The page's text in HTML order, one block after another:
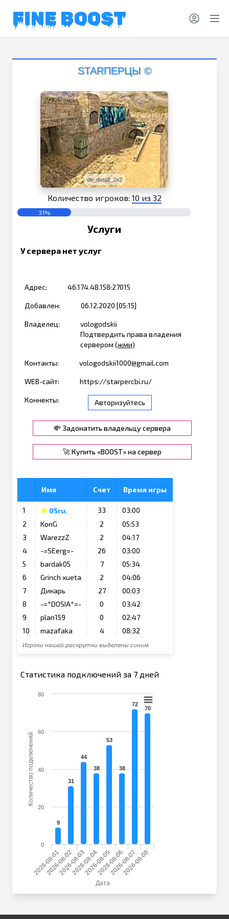
FINE BOOST
STARПЕРЦЫ ©
de_dust2_2x2
Количество игроков: 10 из 32
31%
Услуги
У сервера нет услуг
Адрес: 46.174.48.158:27015
Добавлен: 06.12.2020 [05:15]
Владелец:
vologodskii
Подтвердить права владения
сервером (жми)
Контакты: vologodskii1000@gmail.com
WEB-сайт: https://starpercbi.ru/
Коннекты: Авторизуйтесь
💸 Задонатить владельцу сервера
🚀 Купить «BOOST» на сервер
Имя Счет Время игры
1 ★ 05ru. 33
03:00
2
KonG 2
05:53
3
WarezzZ 2
04:17
4
-=SEerg=- 26
03:00
5
bardak05 7
05:34
6
Grinch xueta 2
04:06
7
Дикарь 27
00:03
8
-=*DOSIA*=- 0
03:42
9
plan159 0
02:47
10
mazafaka 4 08:32
Игроки нашей раскрутки выделены синим
Статистика подключений за 7 дней
Дата
Количество подключений
9
31
44
38
53
38
72
70
2026-08-01
2026-08-02
2026-08-03
2026-08-04
2026-08-05
2026-08-06
2026-08-07
2026-08-08
0
20
40
60
80